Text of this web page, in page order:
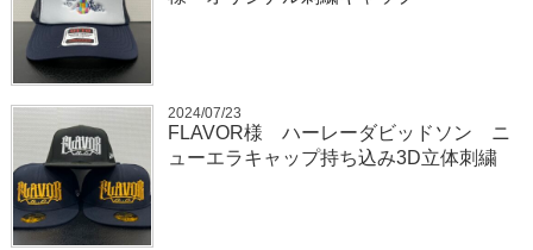
2024/07/23
FLAVOR様 ハーレーダビッドソン ニ
ューエラキャップ持ち込み3D立体刺繍